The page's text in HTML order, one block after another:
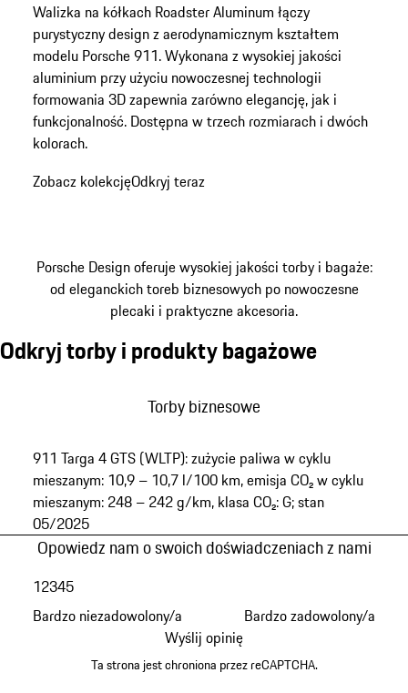
Walizka na kółkach Roadster Aluminum łączy
purystyczny design z aerodynamicznym kształtem
modelu Porsche 911. Wykonana z wysokiej jakości
aluminium przy użyciu nowoczesnej technologii
formowania 3D zapewnia zarówno elegancję, jak i
funkcjonalność. Dostępna w trzech rozmiarach i dwóch
kolorach.
Zobacz kolekcjęOdkryj teraz
Porsche Design oferuje wysokiej jakości torby i bagaże:
od eleganckich toreb biznesowych po nowoczesne
plecaki i praktyczne akcesoria.
Odkryj torby i produkty bagażowe
Torby biznesowe
911 Targa 4 GTS (WLTP):​ zużycie paliwa w cyklu
mieszanym: 10,9 – 10,7 l/100 km, ​emisja CO₂ w cyklu
mieszanym: 248 – 242 g/km, klasa CO₂: G; stan
05/2025​
Opowiedz nam o swoich doświadczeniach z nami
Bardzo niezadowolony/a
12345
Bardzo zadowolony/a
Wyślij opinię
Ta strona jest chroniona przez reCAPTCHA.